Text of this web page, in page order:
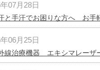
07月28日
と手汗でお困りな方へ お手
06月25日
線治療機器 エキシマレーザ